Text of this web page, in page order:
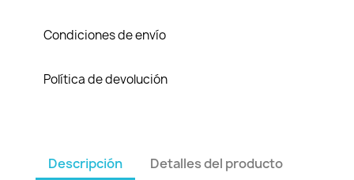
Condiciones de envío
Política de devolución
Descripción
Detalles del producto